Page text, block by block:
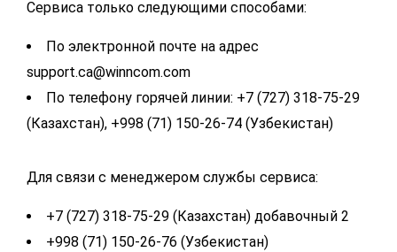
Сервиса только следующими способами:
По электронной почте на адрес
support.ca@winncom.com
По телефону горячей линии: +7 (727) 318-75-29
(Казахстан), +998 (71) 150-26-74 (Узбекистан)
Для связи с менеджером службы сервиса:
+7 (727) 318-75-29 (Казахстан) добавочный 2
+998 (71) 150-26-76 (Узбекистан)